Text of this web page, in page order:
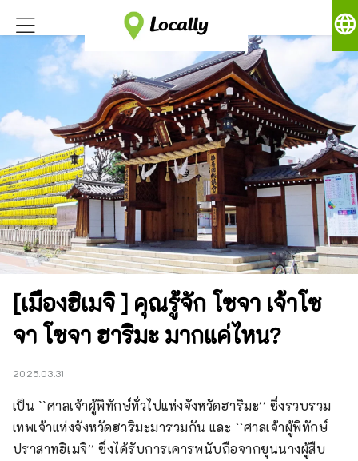
language
[เมืองฮิเมจิ ] คุณรู้จัก โซจา เจ้าโซ
จา โซจา ฮาริมะ มากแค่ไหน?
2025.03.31
เป็น ``ศาลเจ้าผู้พิทักษ์ทั่วไปแห่งจังหวัดฮาริมะ'' ซึ่งรวบรวม
เทพเจ้าแห่งจังหวัดฮาริมะมารวมกัน และ ``ศาลเจ้าผู้พิทักษ์
ปราสาทฮิเมจิ'' ซึ่งได้รับการเคารพนับถือจากขุนนางผู้สืบ